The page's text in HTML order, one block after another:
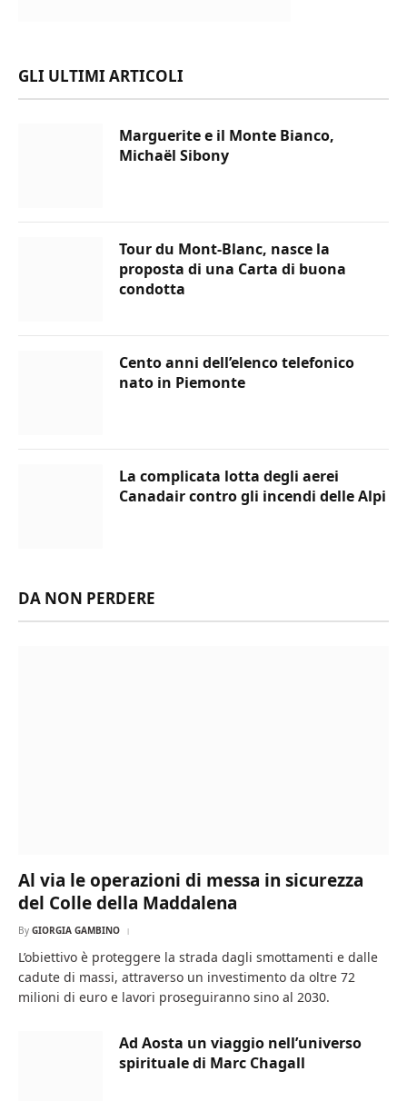
GLI ULTIMI ARTICOLI
Marguerite e il Monte Bianco,
Michaël Sibony
Tour du Mont-Blanc, nasce la
proposta di una Carta di buona
condotta
Cento anni dell’elenco telefonico
nato in Piemonte
La complicata lotta degli aerei
Canadair contro gli incendi delle Alpi
DA NON PERDERE
Al via le operazioni di messa in sicurezza
del Colle della Maddalena
By GIORGIA GAMBINO
L’obiettivo è proteggere la strada dagli smottamenti e dalle
cadute di massi, attraverso un investimento da oltre 72
milioni di euro e lavori proseguiranno sino al 2030.
Ad Aosta un viaggio nell’universo
spirituale di Marc Chagall